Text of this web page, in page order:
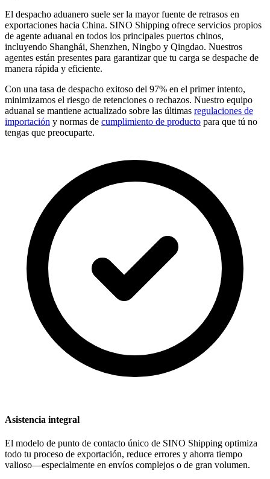
El despacho aduanero suele ser la mayor fuente de retrasos en
exportaciones hacia China. SINO Shipping ofrece servicios propios
de agente aduanal en todos los principales puertos chinos,
incluyendo Shanghái, Shenzhen, Ningbo y Qingdao. Nuestros
agentes están presentes para garantizar que tu carga se despache de
manera rápida y eficiente.
Con una tasa de despacho exitoso del 97% en el primer intento,
minimizamos el riesgo de retenciones o rechazos. Nuestro equipo
aduanal se mantiene actualizado sobre las últimas regulaciones de
importación y normas de cumplimiento de producto para que tú no
tengas que preocuparte.
Asistencia integral
El modelo de punto de contacto único de SINO Shipping optimiza
todo tu proceso de exportación, reduce errores y ahorra tiempo
valioso—especialmente en envíos complejos o de gran volumen.